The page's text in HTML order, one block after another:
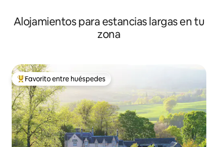
Alojamientos para estancias largas en tu
zona
De los mejores en Favorito entre huéspedes
Favorito entre huéspedes